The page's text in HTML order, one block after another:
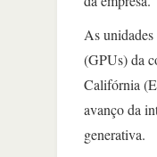
As
(GPUs) da
Califórnia
avanço da
generativa.